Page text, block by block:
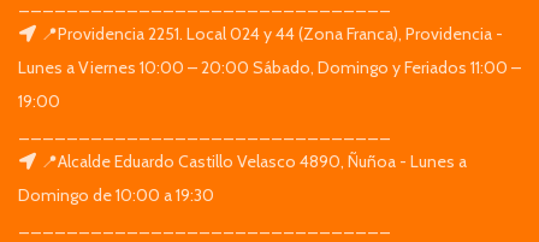
📍Providencia 2251. Local 024 y 44 (Zona Franca), Providencia -
Lunes a Viernes 10:00 – 20:00 Sábado, Domingo y Feriados 11:00 –
19:00
📍Alcalde Eduardo Castillo Velasco 4890, Ñuñoa - Lunes a
Domingo de 10:00 a 19:30